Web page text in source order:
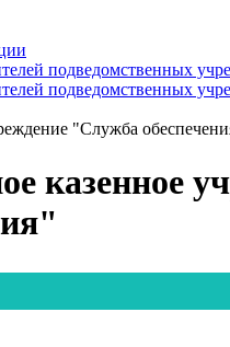
подведомственных
подведомственных
"Служба
казенное